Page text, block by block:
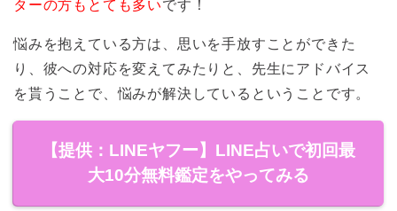
ターの方もとても多いです！
悩みを抱えている方は、思いを手放すことができた
り、彼への対応を変えてみたりと、先生にアドバイス
を貰うことで、悩みが解決しているということです。
【提供：LINEヤフー】LINE占いで初回最
大10分無料鑑定をやってみる